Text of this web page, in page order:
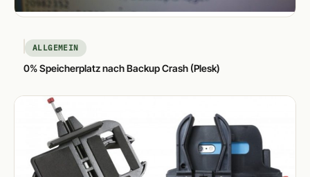
ALLGEMEIN
0% Speicherplatz nach Backup Crash (Plesk)